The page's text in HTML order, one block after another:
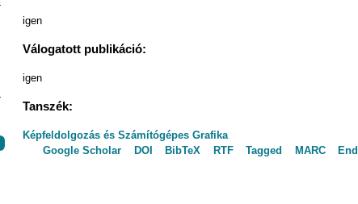
igen
Válogatott publikáció:
igen
Tanszék:
Képfeldolgozás és Számítógépes Grafika
Google Scholar
DOI BibTeX RTF Tagged MARC